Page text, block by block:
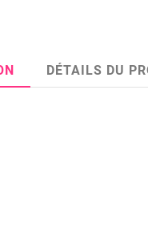
DÉTAILS DU